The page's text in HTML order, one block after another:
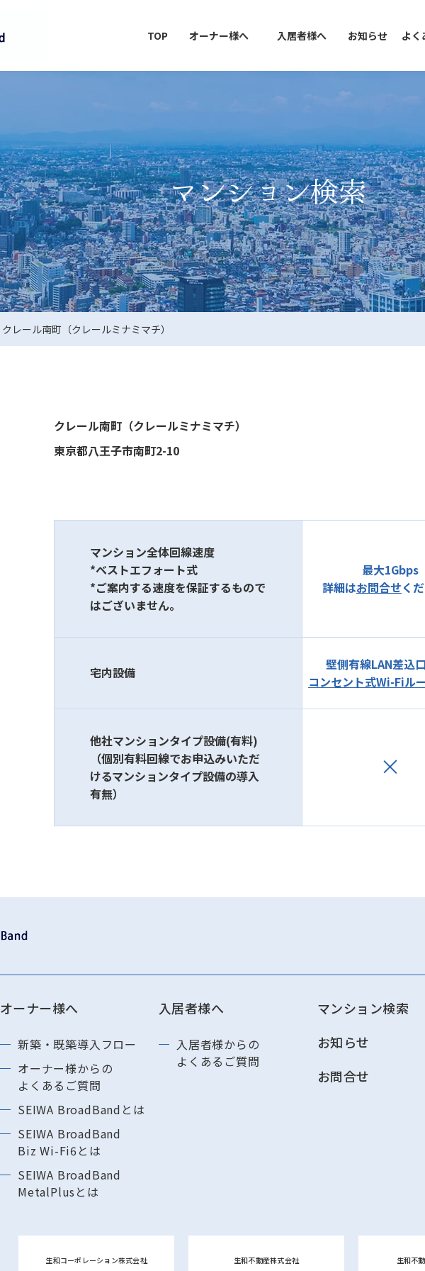
TOP オーナー様へ 入居者様へ お知らせ よく
クレール南町（クレールミナミマチ）
クレール南町（クレールミナミマチ）
東京都八王子市南町2-10
マンション全体回線速度
*ベストエフォート式
*ご案内する速度を保証するもので
はございません。
最大1Gbps
詳細はお問合せく
宅内設備
壁側有線LAN差込
コンセント式Wi-Fiル
他社マンションタイプ設備(有料)
（個別有料回線でお申込みいただ
けるマンションタイプ設備の導入
有無）
オーナー様へ
新築・既築導⼊フロー
オーナー様からの
よくあるご質問
SEIWA BroadBandとは
SEIWA BroadBand
Biz Wi-Fi6とは
SEIWA BroadBand
MetalPlusとは
入居者様へ
入居者様からの
よくあるご質問
マンション検索
お知らせ
お問合せ
生和コーポレーション株式会社 生和不動産株式会社 生和不